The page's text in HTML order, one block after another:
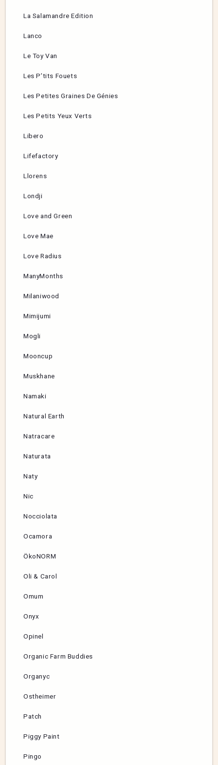
La Salamandre Edition
Lanco
Le Toy Van
Les P’tits Fouets
Les Petites Graines De Génies
Les Petits Yeux Verts
Libero
Lifefactory
Llorens
Londji
Love and Green
Love Mae
Love Radius
ManyMonths
Milaniwood
Mimijumi
Mogli
Mooncup
Muskhane
Namaki
Natural Earth
Natracare
Naturata
Naty
Nic
Nocciolata
Ocamora
ÖkoNORM
Oli & Carol
Omum
Onyx
Opinel
Organic Farm Buddies
Organyc
Ostheimer
Patch
Piggy Paint
Pingo